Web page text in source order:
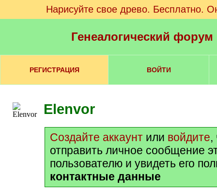
Нарисуйте свое древо. Бесплатно.
Генеалогический
РЕГИСТРАЦИЯ ВОЙТИ
Elenvor
Создайте аккаунт или войдите,
отправить личное сообщение
пользователю и увидеть его
контактные данные